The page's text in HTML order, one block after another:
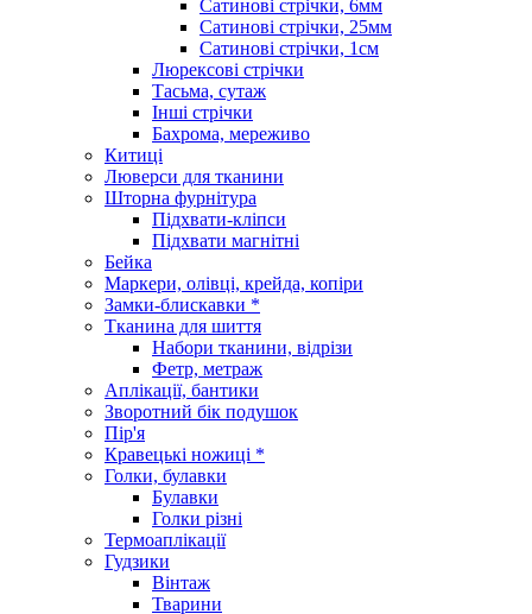
Сатинові стрічки, 6мм
Сатинові стрічки, 25мм
Сатинові стрічки, 1см
Люрексові стрічки
Тасьма, сутаж
Інші стрічки
Бахрома, мереживо
Китиці
Люверси для тканини
Шторна фурнітура
Підхвати-кліпси
Підхвати магнітні
Бейка
Маркери, олівці, крейда, копіри
Замки-блискавки *
Тканина для шиття
Набори тканини, відрізи
Фетр, метраж
Аплікації, бантики
Зворотний бік подушок
Пір'я
Кравецькі ножиці *
Голки, булавки
Булавки
Голки різні
Термоаплікації
Гудзики
Вінтаж
Тварини